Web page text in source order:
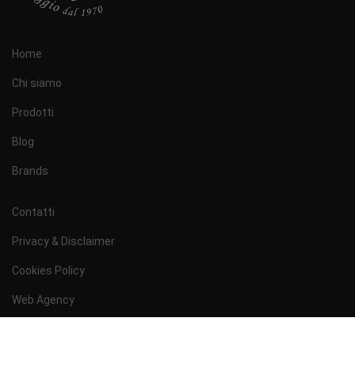
Home
Chi siamo
Prodotti
Blog
Brands
Contatti
Privacy & Disclaimer
Cookies Policy
Web Agency